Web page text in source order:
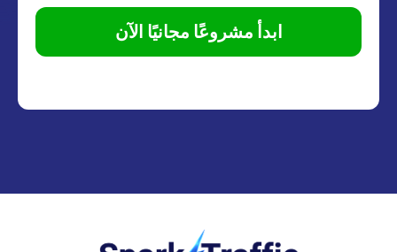
ابدأ مشروعًا مجانيًا الآن